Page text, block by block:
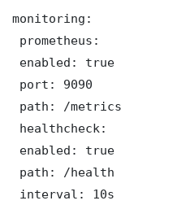
monitoring:
prometheus:
enabled: true
port: 9090
path: /metrics
healthcheck:
enabled: true
path: /health
interval: 10s